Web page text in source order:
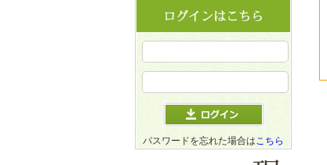
パスワードを忘れた場合はこちら